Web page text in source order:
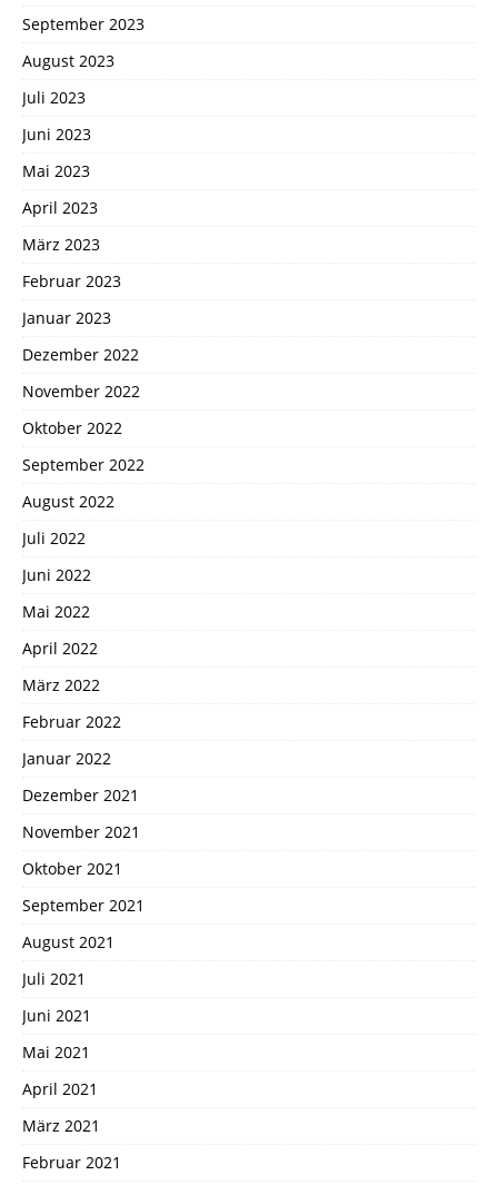
September 2023
August 2023
Juli 2023
Juni 2023
Mai 2023
April 2023
März 2023
Februar 2023
Januar 2023
Dezember 2022
November 2022
Oktober 2022
September 2022
August 2022
Juli 2022
Juni 2022
Mai 2022
April 2022
März 2022
Februar 2022
Januar 2022
Dezember 2021
November 2021
Oktober 2021
September 2021
August 2021
Juli 2021
Juni 2021
Mai 2021
April 2021
März 2021
Februar 2021